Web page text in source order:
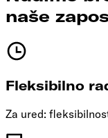
naše
Fleksibilno
Za ured: